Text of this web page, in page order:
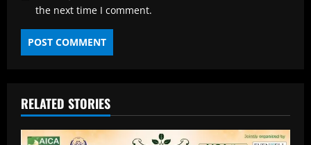
the next time I comment.
RELATED STORIES